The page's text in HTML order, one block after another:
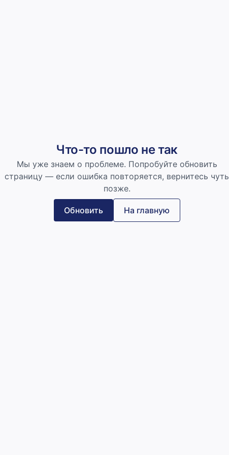
Что-то пошло не так
Мы уже знаем о проблеме. Попробуйте обновить
страницу — если ошибка повторяется, вернитесь чуть
позже.
Обновить На главную